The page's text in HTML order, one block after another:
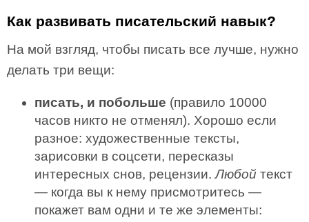
Как развивать писательский навык?
На мой взгляд, чтобы писать все лучше, нужно
делать три вещи:
писать, и побольше (правило 10000
часов никто не отменял). Хорошо если
разное: художественные тексты,
зарисовки в соцсети, пересказы
интересных снов, рецензии.Любой текст
— когда вы к нему присмотритесь —
покажет вам одни и те же элементы: